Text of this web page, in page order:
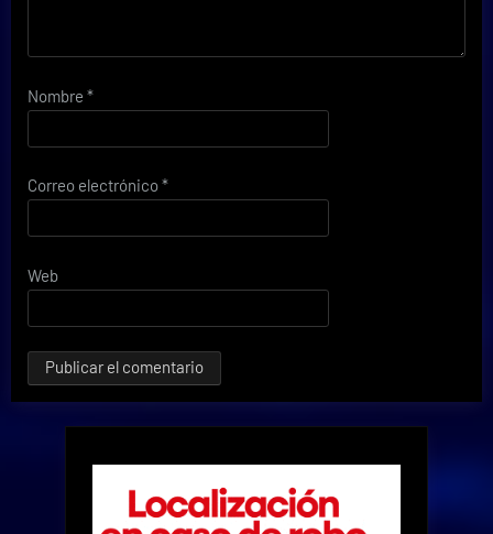
Nombre *
Correo electrónico*
Web